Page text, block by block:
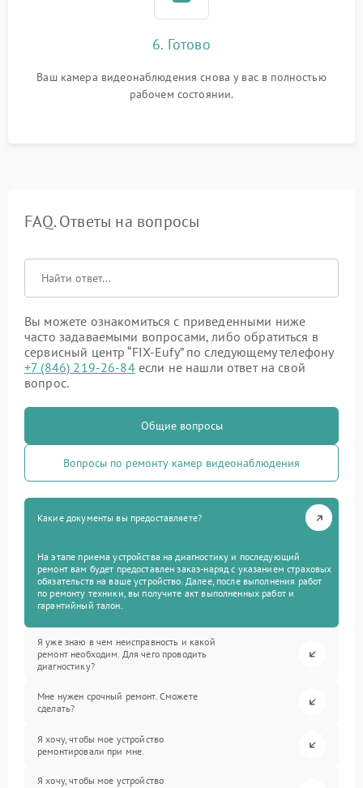
6. Готово
Ваш камера видеонаблюдения снова у вас в полностью
рабочем состоянии.
FAQ. Ответы на вопросы
Вы можете ознакомиться с приведенными ниже
часто задаваемыми вопросами, либо обратиться в
сервисный центр “FIX-Eufy” по следующему телефону
+7 (846) 219-26-84если не нашли ответ на свой
вопрос.
Общие вопросы
Вопросы по ремонту камер видеонаблюдения
Какие документы вы предоставляете?
На этапе приема устройства на диагностику и последующий
ремонт вам будет предоставлен заказ-наряд с указанием страховых
обязательств на ваше устройство. Далее, после выполнения работ
по ремонту техники, вы получите акт выполненных работ и
гарантийный талон.
Я уже знаю в чем неисправность и какой
ремонт необходим. Для чего проводить
диагностику?
Мне нужен срочный ремонт. Сможете
сделать?
Я хочу, чтобы мое устройство
ремонтировали при мне.
Я хочу, чтобы мое устройство